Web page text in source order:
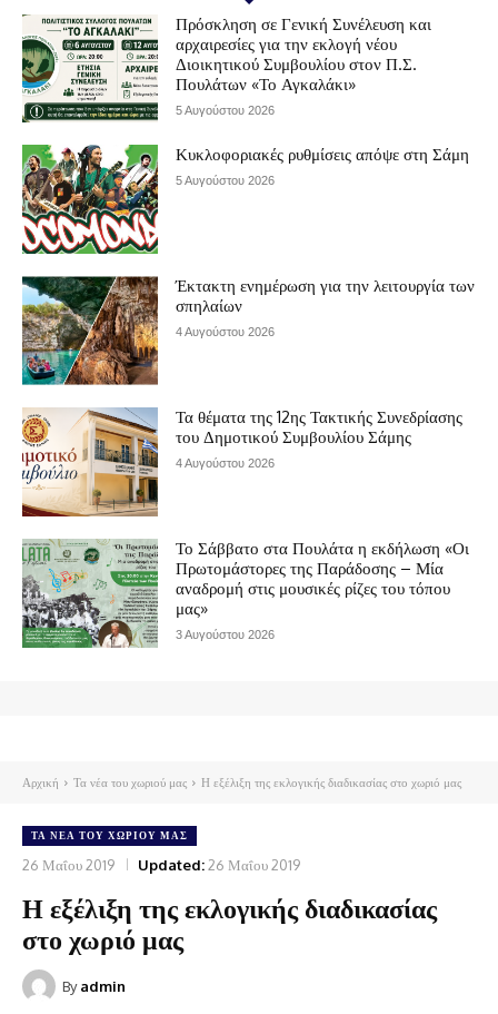
Πρόσκληση σε Γενική Συνέλευση και
αρχαιρεσίες για την εκλογή νέου
Διοικητικού Συμβουλίου στον Π.Σ.
Πουλάτων «Το Αγκαλάκι»
5 Αυγούστου 2026
Κυκλοφοριακές ρυθμίσεις απόψε στη Σάμη
5 Αυγούστου 2026
Έκτακτη ενημέρωση για την λειτουργία των
σπηλαίων
4 Αυγούστου 2026
Τα θέματα της 12ης Τακτικής Συνεδρίασης
του Δημοτικού Συμβουλίου Σάμης
4 Αυγούστου 2026
Το Σάββατο στα Πουλάτα η εκδήλωση «Οι
Πρωτομάστορες της Παράδοσης – Μία
αναδρομή στις μουσικές ρίζες του τόπου
μας»
3 Αυγούστου 2026